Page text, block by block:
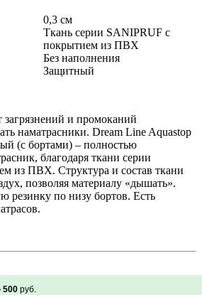
0,3 см
Ткань серии SANIPRUF с
покрытием из ПВХ
Без наполнения
Защитный
загрязнений и промоканий
наматрасники. Dream Line Aquastop
(с бортами) – полностью
благодаря ткани серии
из ПВХ. Структура и состав ткани
позволяя материалу «дышать».
резинку по низу бортов. Есть
500 руб.